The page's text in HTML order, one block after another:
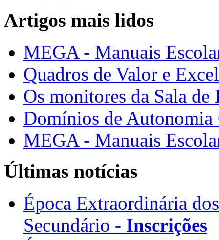
Artigos mais lidos
MEGA - Manuais
Quadros de Valor e
Os monitores da Sala de
Domínios de Autonomia
MEGA - Manuais
Últimas notícias
Época Extraordinária
Secundário - Inscrições